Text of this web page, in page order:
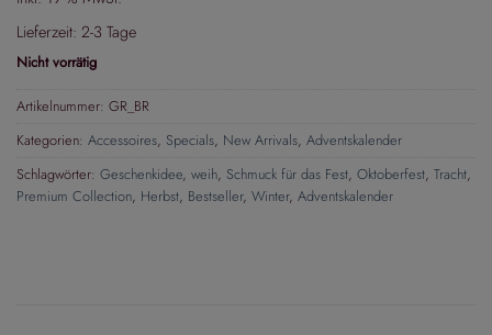
war:
€29,95
Lieferzeit: 2-3 Tage
Nicht vorrätig
Artikelnummer: GR_BR
Kategorien: Accessoires, Specials, New Arrivals, Adventskalender
Schlagwörter: Geschenkidee, weih, Schmuck für das Fest, Oktoberfest, Tracht,
Premium Collection, Herbst, Bestseller, Winter, Adventskalender